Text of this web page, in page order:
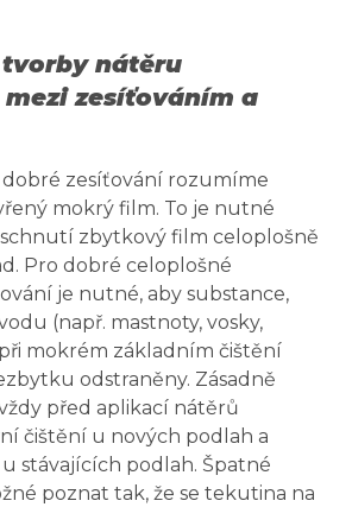
nátěru
zesíťováním a
zesíťování rozumíme
mokrý film. To je nutné
zbytkový film celoplošně
Pro dobré celoplošné
je nutné, aby substance,
(např. mastnoty, vosky,
mokrém základním čištění
odstraněny. Zásadně
před aplikací nátěrů
čištění u nových podlah a
stávajících podlah. Špatné
poznat tak, že se tekutina na